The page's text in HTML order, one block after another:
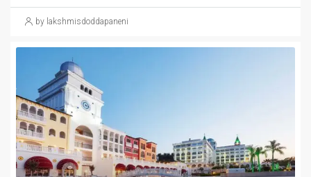
by lakshmisdoddapaneni